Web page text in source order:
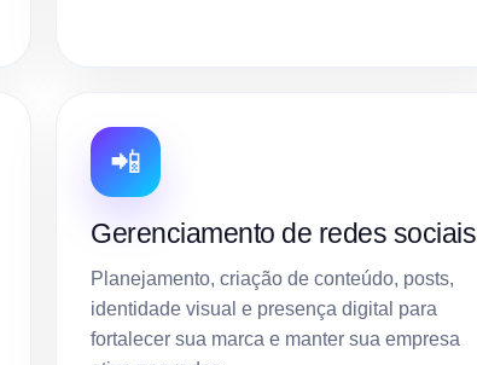
📲
Gerenciamento de redes sociais
Planejamento, criação de conteúdo, posts,
identidade visual e presença digital para
fortalecer sua marca e manter sua empresa